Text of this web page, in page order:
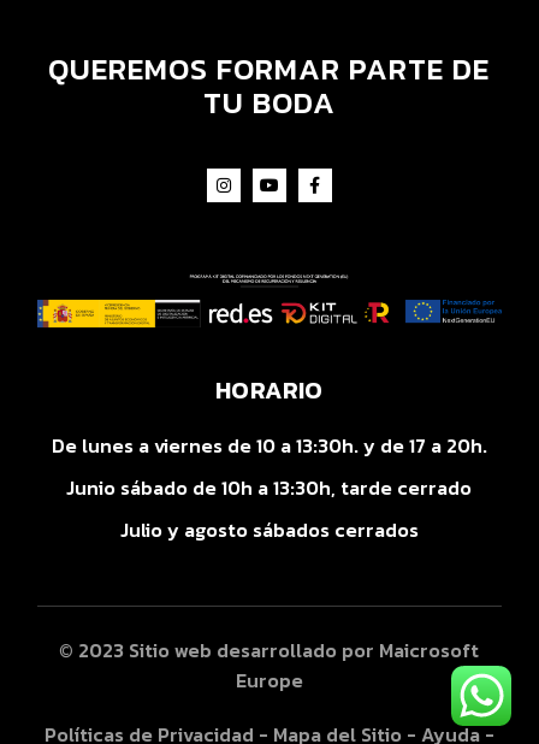
QUEREMOS FORMAR PARTE DE
TU BODA
HORARIO
De lunes a viernes de 10 a 13:30h. y de 17 a 20h.
Junio sábado de 10h a 13:30h, tarde cerrado
Julio y agosto sábados cerrados
© 2023 Sitio web desarrollado por Maicrosoft
Europe
Políticas de Privacidad - Mapa del Sitio - Ayuda-